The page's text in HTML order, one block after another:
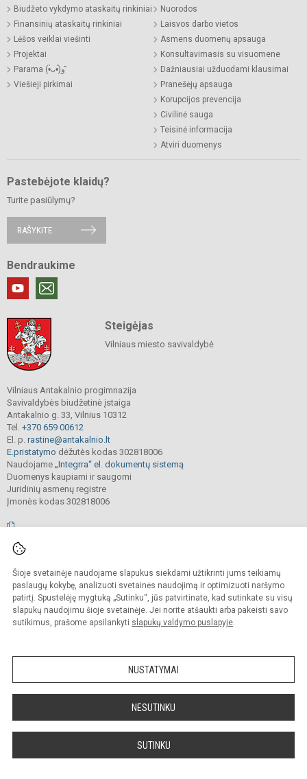
Šioje svetainėje naudojame slapukus siekdami užtikrinti jums teikiamų
paslaugų kokybę, analizuoti svetainės naudojimą ir optimizuoti naršymo
patirtį. Spustelėję mygtuką „Sutinku“, jūs patvirtinate, kad sutinkate su visų
slapukų naudojimu šioje svetainėje. Jei norite atšaukti arba pakeisti savo
sutikimus, prašome apsilankyti slapukų valdymo puslapyje.
NUSTATYMAI
NESUTINKU
SUTINKU
Biudžeto vykdymo ataskaitų rinkiniai
Finansinių ataskaitų rinkiniai
Lėšos veiklai viešinti
Projektai
Parama (•̀ᴗ•́)و ̑̑
Viešieji pirkimai
Nuorodos
Laisvos darbo vietos
Asmens duomenų apsauga
Konsultavimasis su visuomene
Dažniausiai užduodami klausimai
Pranešėjų apsauga
Korupcijos prevencija
Civilinė sauga
Teisinė informacija
Atviri duomenys
Pastebėjote klaidų?
Turite pasiūlymų?
RAŠYKITE
Bendraukime
Steigėjas
Vilniaus miesto savivaldybė
Vilniaus Antakalnio progimnazija
Savivaldybės biudžetinė įstaiga
Antakalnio g. 33, Vilnius 10312
Tel. +370 659 00612
El. p. rastine@antakalnio.lt
E.pristatymo dėžutės kodas 302818006
Naudojame „Integrra“ el. dokumentų sistemą
Duomenys kaupiami ir saugomi
Juridinių asmenų registre
Įmonės kodas 302818006
Kopijuoti, cituoti ar kitaip atvaizduoti internetinės svetainės turinį be raštiško
mokyklos vadovų sutikimo yra draudžiama.
Prieinamumo paraiška Slapukų valdymas
Sumanus būdas atnaujinti